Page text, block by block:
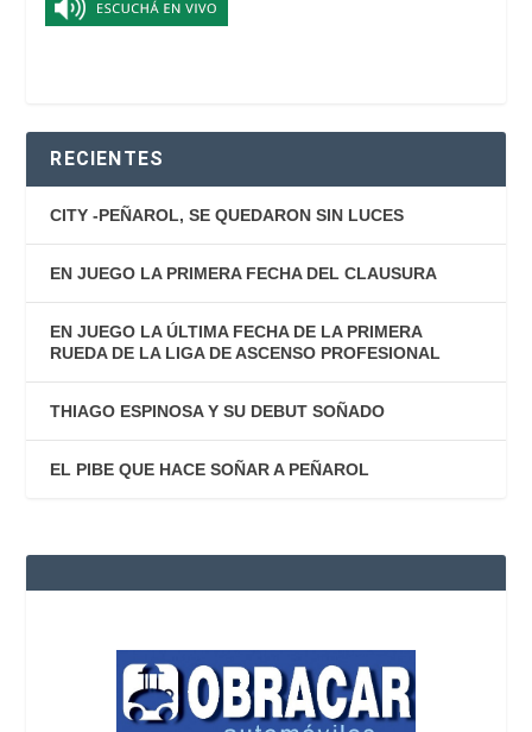
RECIENTES
CITY -PEÑAROL, SE QUEDARON SIN LUCES
EN JUEGO LA PRIMERA FECHA DEL CLAUSURA
EN JUEGO LA ÚLTIMA FECHA DE LA PRIMERA
RUEDA DE LA LIGA DE ASCENSO PROFESIONAL
THIAGO ESPINOSA Y SU DEBUT SOÑADO
EL PIBE QUE HACE SOÑAR A PEÑAROL